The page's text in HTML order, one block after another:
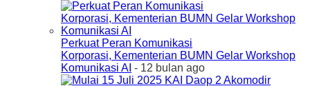
Perkuat Peran Komunikasi
Korporasi, Kementerian BUMN Gelar Workshop
Komunikasi AI - 12 bulan ago